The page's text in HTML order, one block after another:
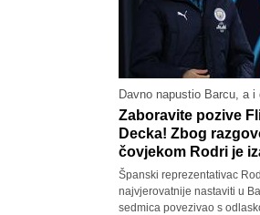
Davno napustio Barcu, a
Zaboravite pozive
Decka! Zbog
čovjekom Rodri je
Španski reprezentativac
najvjerovatnije nastaviti u
sedmica povezivao s